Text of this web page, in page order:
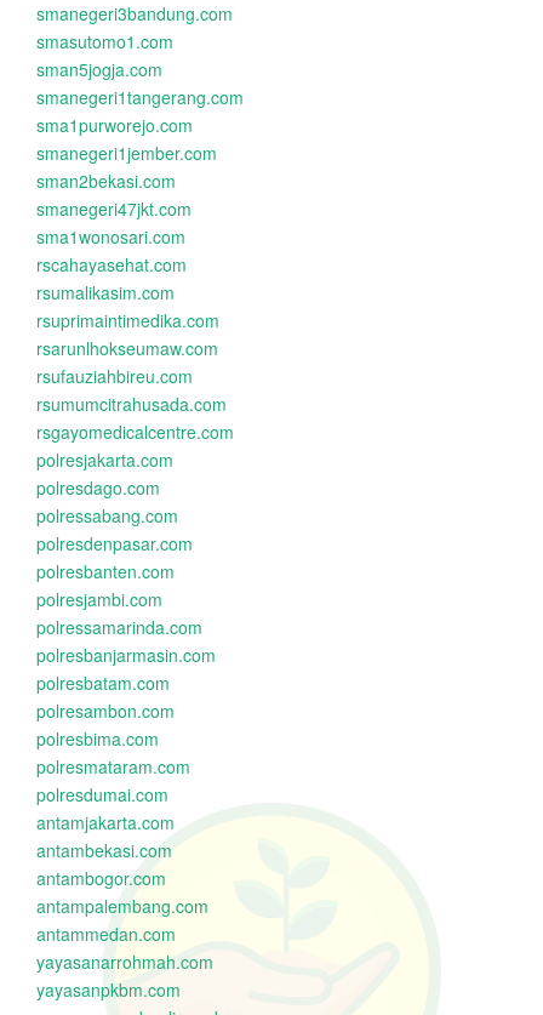
smanegeri3bandung.com
smasutomo1.com
sman5jogja.com
smanegeri1tangerang.com
sma1purworejo.com
smanegeri1jember.com
sman2bekasi.com
smanegeri47jkt.com
sma1wonosari.com
rscahayasehat.com
rsumalikasim.com
rsuprimaintimedika.com
rsarunlhokseumaw.com
rsufauziahbireu.com
rsumumcitrahusada.com
rsgayomedicalcentre.com
polresjakarta.com
polresdago.com
polressabang.com
polresdenpasar.com
polresbanten.com
polresjambi.com
polressamarinda.com
polresbanjarmasin.com
polresbatam.com
polresambon.com
polresbima.com
polresmataram.com
polresdumai.com
antamjakarta.com
antambekasi.com
antambogor.com
antampalembang.com
antammedan.com
yayasanarrohmah.com
yayasanpkbm.com